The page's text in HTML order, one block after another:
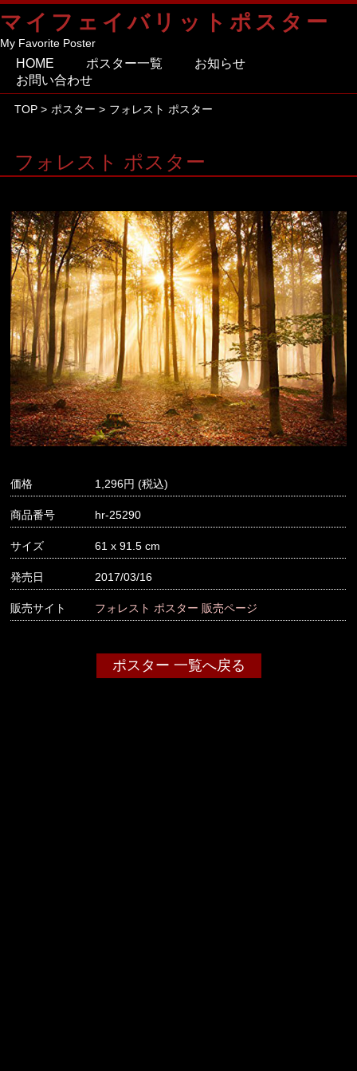
マイフェイバリットポスター
My Favorite Poster
HOME ポスター一覧
お知らせ
お問い合わせ
TOP > ポスター > フォレスト ポスター
フォレスト ポスター
価格 1,296
商品番号 hr-25290
サイズ 61 x 91.5 cm
発売日 2017/03/16
販売サイト フォレスト ポスター 販売ページ
ポスター 一覧へ戻る